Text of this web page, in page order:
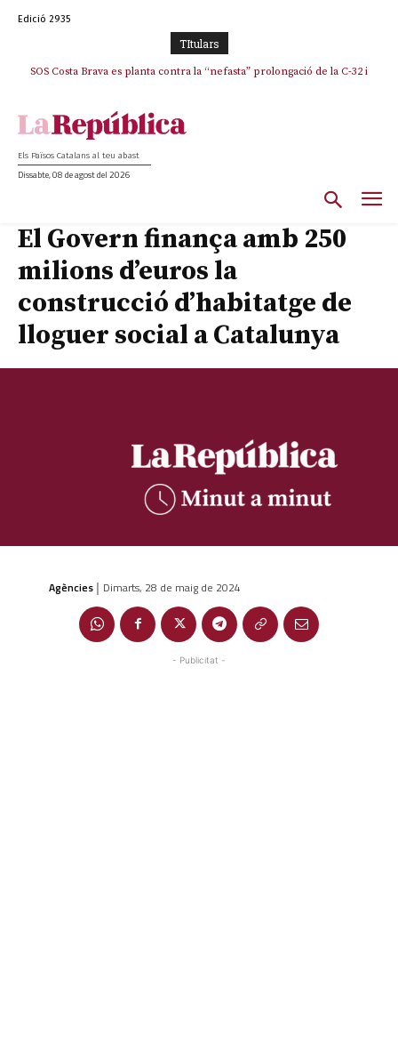
Edició 2935
TItulars
SOS Costa Brava es planta contra la “nefasta” prolongació de la C-32 i
Els Països Catalans al teu abast
Dissabte, 08 de agost del 2026
El Govern finança amb 250
milions d’euros la
construcció d’habitatge de
lloguer social a Catalunya
Agències | Dimarts, 28 de maig de 2024
- Publicitat -